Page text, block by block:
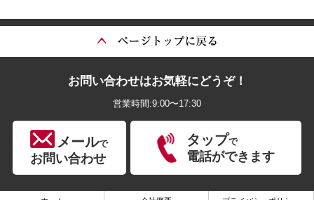
お問い合わせはお気軽にどうぞ！
営業時間:9:00〜17:30
メールで
お問い合わせ
タップで
電話ができます